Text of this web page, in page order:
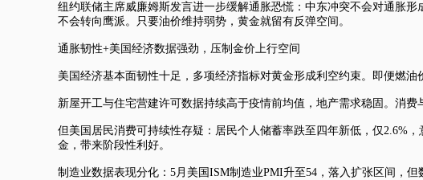
纽约联储主席威廉姆斯发言进一步缓解通胀恐慌：中东冲突不会对通胀
不会转向鹰派。只要油价维持弱势，黄金就留有反弹空间。
通胀韧性+美国经济数据强劲，压制金价上行空间
美国经济基本面韧性十足，多项经济指标对黄金形成利空约束。即便燃
新屋开工与住宅营建许可数据持续高于疫情前均值，地产需求稳固。消
但美国居民消费可持续性存疑：居民个人储蓄率跌至四年新低，仅2.6%
金，带来阶段性利好。
制造业数据表现分化：5月美国ISM制造业PMI升至54，落入扩张区间，